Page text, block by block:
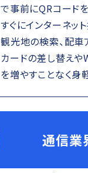
で事前にQRコード
すぐにインターネッ
観光地の検索、配車
カードの差し替え
を増やすことなく身
通信業